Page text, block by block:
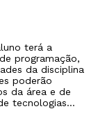
terá a
programação,
da disciplina
poderão
da área e de
tecnologias